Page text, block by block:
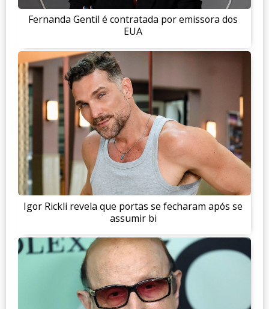
Fernanda Gentil é contratada por emissora dos
EUA
Igor Rickli revela que portas se fecharam após se
assumir bi